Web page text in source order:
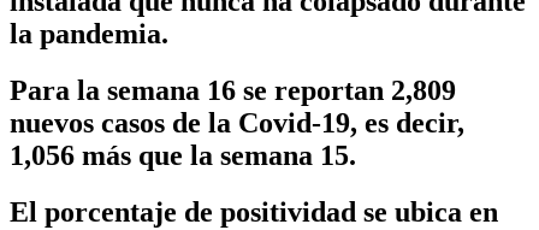
la pandemia.
Para la semana 16 se reportan 2,809
nuevos casos de la Covid-19, es decir,
1,056 más que la semana 15.
El porcentaje de positividad se ubica en